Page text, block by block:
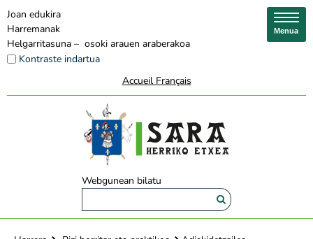
Joan edukira
Harremanak
Helgarritasuna – osoki arauen araberakoa
Kontraste indartua
Accueil Français
Webgunean bilatu
Menua